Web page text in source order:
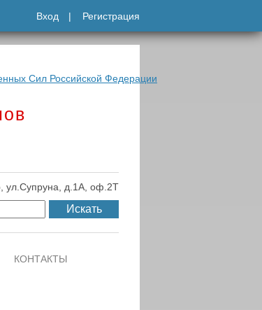
ул.Супруна, д.1А, оф.2Т
Вход | Регистрация
КОНТАКТЫ